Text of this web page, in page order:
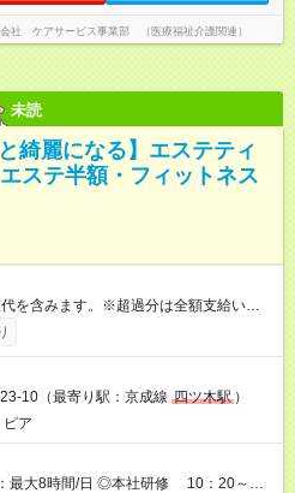
社 ケアサービス事業部 （医療福祉介護関連）
未読
綺麗になる】エステティ
ステ半額・フィットネス
を含みます。※超過分は全額支給いたし
円／月 みなし残業時間 39.4時間／
代/39.4H相当を含む) また、月間
体系も選択可能です！実際にこの働き
タッフも多数！ 詳細は面接時にお伝え
で支給いたします (平均残業時間：27
10（最寄り駅：京成線 四ツ木駅 ）
ア
最大8時間/日 ◎本社研修 10：20～